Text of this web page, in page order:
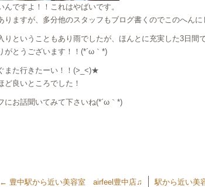
んですよ！！これはやばいです。
りますが、多分他のスタッフもブログ書くのでこのへん
りということもあり雨でしたが、ほんとに充実した3日間
がとうございます！！(*´ω｀*)
また行きたーい！！(>_<)★
ど良いところでした！
にお話聞いてみて下さいね(*´ω｀*)
← 豊中駅から近い美容室 airfeel豊中店♫ 駅から近い美